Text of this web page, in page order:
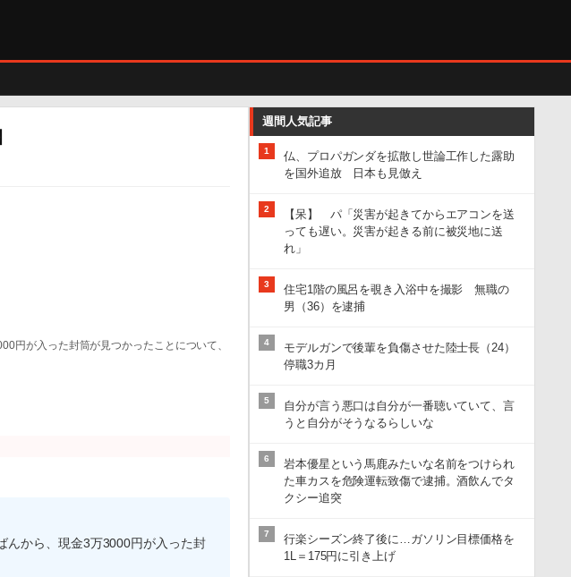
円が入った封筒が見つかったことについて、
んから、現金3万3000円が入った封
週間人気記事
1
仏、プロパガンダを拡散し世論工作した露助
を国外追放 日本も見倣え
2
【呆】 パ「災害が起きてからエアコンを送
っても遅い。災害が起きる前に被災地に送
れ」
3
住宅1階の風呂を覗き入浴中を撮影 無職の
男（36）を逮捕
4
モデルガンで後輩を負傷させた陸士長（24）
停職3カ月
5
自分が言う悪口は自分が一番聴いていて、言
うと自分がそうなるらしいな
6
岩本優星という馬鹿みたいな名前をつけられ
た車カスを危険運転致傷で逮捕。酒飲んでタ
クシー追突
7
行楽シーズン終了後に…ガソリン目標価格を
1L＝175円に引き上げ